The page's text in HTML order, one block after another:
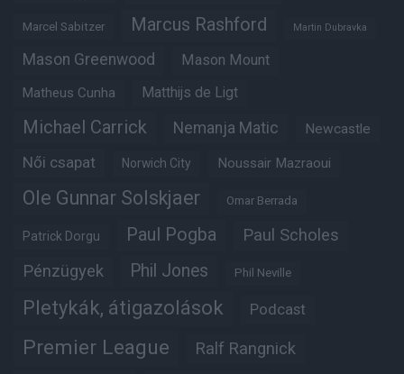
Marcel Sabitzer Marcus Rashford Martin Dubravka
Mason Greenwood Mason Mount
Matheus Cunha Matthijs de Ligt
Michael Carrick Nemanja Matic Newcastle
Női csapat Norwich City Noussair Mazraoui
Ole Gunnar Solskjaer Omar Berrada
Patrick Dorgu Paul Pogba Paul Scholes
Pénzügyek Phil Jones Phil Neville
Pletykák, átigazolások Podcast
Premier League Ralf Rangnick